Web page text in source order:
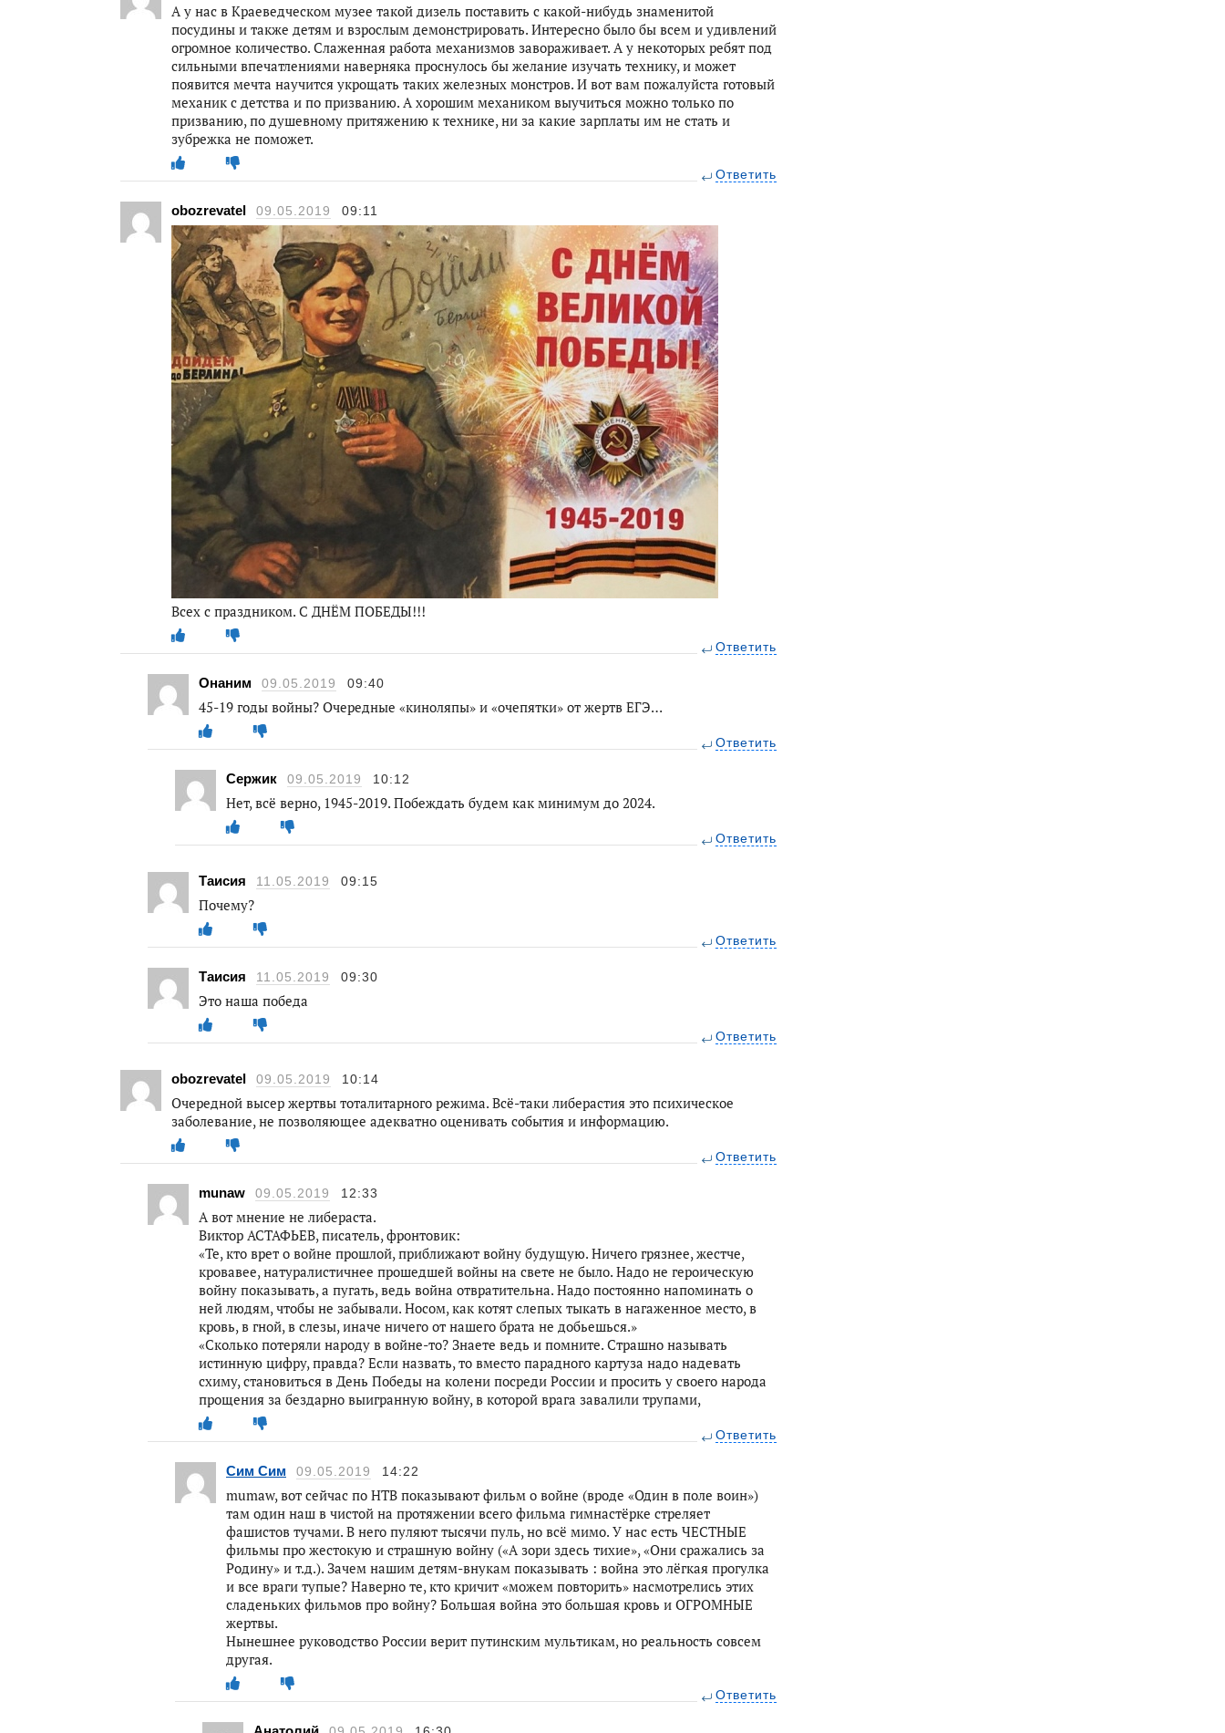
А у нас в Краеведческом музее такой дизель поставить с какой-нибудь знаменитой
посудины и также детям и взрослым демонстрировать. Интересно было бы всем и удивлений
огромное количество. Слаженная работа механизмов завораживает. А у некоторых ребят под
сильными впечатлениями наверняка проснулось бы желание изучать технику, и может
появится мечта научится укрощать таких железных монстров. И вот вам пожалуйста готовый
механик с детства и по призванию. А хорошим механиком выучиться можно только по
призванию, по душевному притяжению к технике, ни за какие зарплаты им не стать и
зубрежка не поможет.
Ответить
obozrevatel 09.05.2019 09:11
Всех с праздником. С ДНЁМ ПОБЕДЫ!!!
Ответить
Онаним 09.05.2019 09:40
45-19 годы войны? Очередные «киноляпы» и «очепятки» от жертв ЕГЭ…
Ответить
Сержик 09.05.2019 10:12
Нет, всё верно, 1945-2019. Побеждать будем как минимум до 2024.
Ответить
Таисия 11.05.2019 09:15
Почему?
Ответить
Таисия 11.05.2019 09:30
Это наша победа
Ответить
obozrevatel 09.05.2019 10:14
Очередной высер жертвы тоталитарного режима. Всё-таки либерастия это психическое
заболевание, не позволяющее адекватно оценивать события и информацию.
Ответить
munaw 09.05.2019 12:33
А вот мнение не либераста.
Виктор АСТАФЬЕВ, писатель, фронтовик:
«Те, кто врет о войне прошлой, приближают войну будущую. Ничего грязнее, жестче,
кровавее, натуралистичнее прошедшей войны на свете не было. Надо не героическую
войну показывать, а пугать, ведь война отвратительна. Надо постоянно напоминать о
ней людям, чтобы не забывали. Носом, как котят слепых тыкать в нагаженное место, в
кровь, в гной, в слезы, иначе ничего от нашего брата не добьешься.»
«Сколько потеряли народу в войне-то? Знаете ведь и помните. Страшно называть
истинную цифру, правда? Если назвать, то вместо парадного картуза надо надевать
схиму, становиться в День Победы на колени посреди России и просить у своего народа
прощения за бездарно выигранную войну, в которой врага завалили трупами,
Ответить
Сим Сим 09.05.2019 14:22
mumaw, вот сейчас по НТВ показывают фильм о войне (вроде «Один в поле воин»)
там один наш в чистой на протяжении всего фильма гимнастёрке стреляет
фашистов тучами. В него пуляют тысячи пуль, но всё мимо. У нас есть ЧЕСТНЫЕ
фильмы про жестокую и страшную войну («А зори здесь тихие», «Они сражались за
Родину» и т.д.). Зачем нашим детям-внукам показывать : война это лёгкая прогулка
и все враги тупые? Наверно те, кто кричит «можем повторить» насмотрелись этих
сладеньких фильмов про войну? Большая война это большая кровь и ОГРОМНЫЕ
жертвы.
Нынешнее руководство России верит путинским мультикам, но реальность совсем
другая.
Ответить